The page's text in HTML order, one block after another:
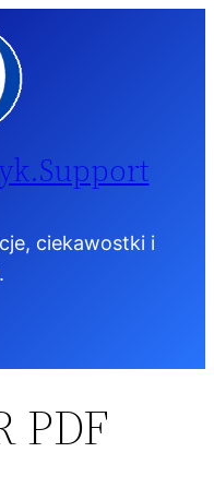
ciekawostki i
PDF